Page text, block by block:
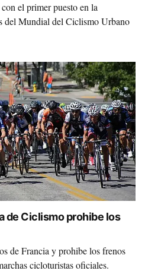
el primer puesto en la
del Mundial del Ciclismo Urbano
de Ciclismo prohibe los
de Francia y prohibe los frenos
cicloturistas oficiales.